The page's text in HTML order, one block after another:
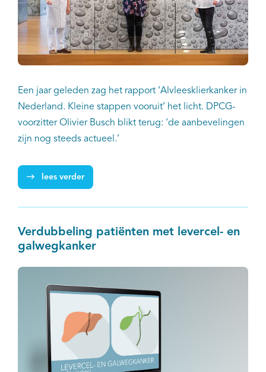
Een jaar geleden zag het rapport ‘Alvleesklierkanker in
Nederland. Kleine stappen vooruit’ het licht. DPCG-
voorzitter Olivier Busch blikt terug: ‘de aanbevelingen
zijn nog steeds actueel.’
lees verder
Verdubbeling patiënten met levercel- en
galwegkanker